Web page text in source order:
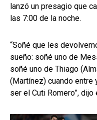
lanzó un presagio que
las 7:00 de la noche.
“Soñé que les
sueño: soñé uno de
soñé uno de Thiago
(Martínez) cuando entre
ser el Cuti Romero”, dijo